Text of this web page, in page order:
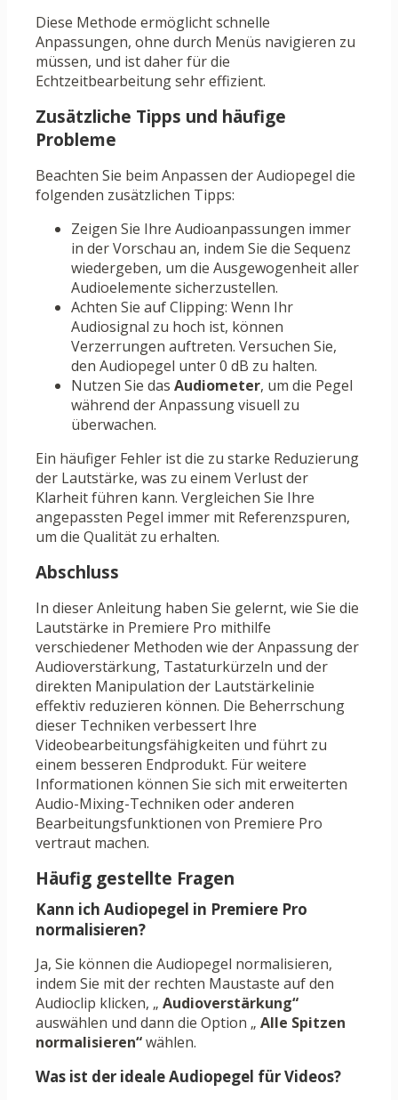
Diese Methode ermöglicht schnelle
Anpassungen, ohne durch Menüs navigieren zu
müssen, und ist daher für die
Echtzeitbearbeitung sehr effizient.
Zusätzliche Tipps und häufige
Probleme
Beachten Sie beim Anpassen der Audiopegel die
folgenden zusätzlichen Tipps:
Zeigen Sie Ihre Audioanpassungen immer
in der Vorschau an, indem Sie die Sequenz
wiedergeben, um die Ausgewogenheit aller
Audioelemente sicherzustellen.
Achten Sie auf Clipping: Wenn Ihr
Audiosignal zu hoch ist, können
Verzerrungen auftreten. Versuchen Sie,
den Audiopegel unter 0 dB zu halten.
Nutzen Sie das Audiometer, um die Pegel
während der Anpassung visuell zu
überwachen.
Ein häufiger Fehler ist die zu starke Reduzierung
der Lautstärke, was zu einem Verlust der
Klarheit führen kann. Vergleichen Sie Ihre
angepassten Pegel immer mit Referenzspuren,
um die Qualität zu erhalten.
Abschluss
In dieser Anleitung haben Sie gelernt, wie Sie die
Lautstärke in Premiere Pro mithilfe
verschiedener Methoden wie der Anpassung der
Audioverstärkung, Tastaturkürzeln und der
direkten Manipulation der Lautstärkelinie
effektiv reduzieren können. Die Beherrschung
dieser Techniken verbessert Ihre
Videobearbeitungsfähigkeiten und führt zu
einem besseren Endprodukt. Für weitere
Informationen können Sie sich mit erweiterten
Audio-Mixing-Techniken oder anderen
Bearbeitungsfunktionen von Premiere Pro
vertraut machen.
Häufig gestellte Fragen
Kann ich Audiopegel in Premiere Pro
normalisieren?
Ja, Sie können die Audiopegel normalisieren,
indem Sie mit der rechten Maustaste auf den
Audioclip klicken, „ Audioverstärkung“
auswählen und dann die Option „ Alle Spitzen
normalisieren“wählen.
Was ist der ideale Audiopegel für Videos?